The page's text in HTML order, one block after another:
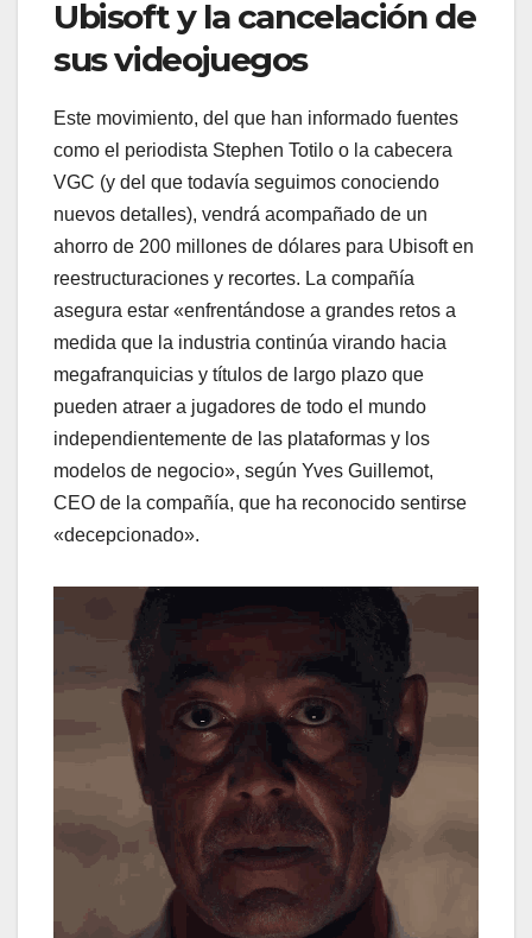
Ubisoft y la cancelación de
sus videojuegos
Este movimiento, del que han informado fuentes
como el periodista Stephen Totilo o la cabecera
VGC (y del que todavía seguimos conociendo
nuevos detalles), vendrá acompañado de un
ahorro de 200 millones de dólares para Ubisoft en
reestructuraciones y recortes. La compañía
asegura estar «enfrentándose a grandes retos a
medida que la industria continúa virando hacia
megafranquicias y títulos de largo plazo que
pueden atraer a jugadores de todo el mundo
independientemente de las plataformas y los
modelos de negocio», según Yves Guillemot,
CEO de la compañía, que ha reconocido sentirse
«decepcionado».